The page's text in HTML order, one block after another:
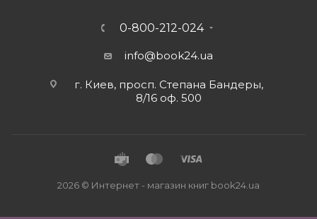
0-800-212-024
info@book24.ua
г. Киев, просп. Степана Бандеры,
8/16 оф. 500
2026 © Интернет - магазин книг book24.ua